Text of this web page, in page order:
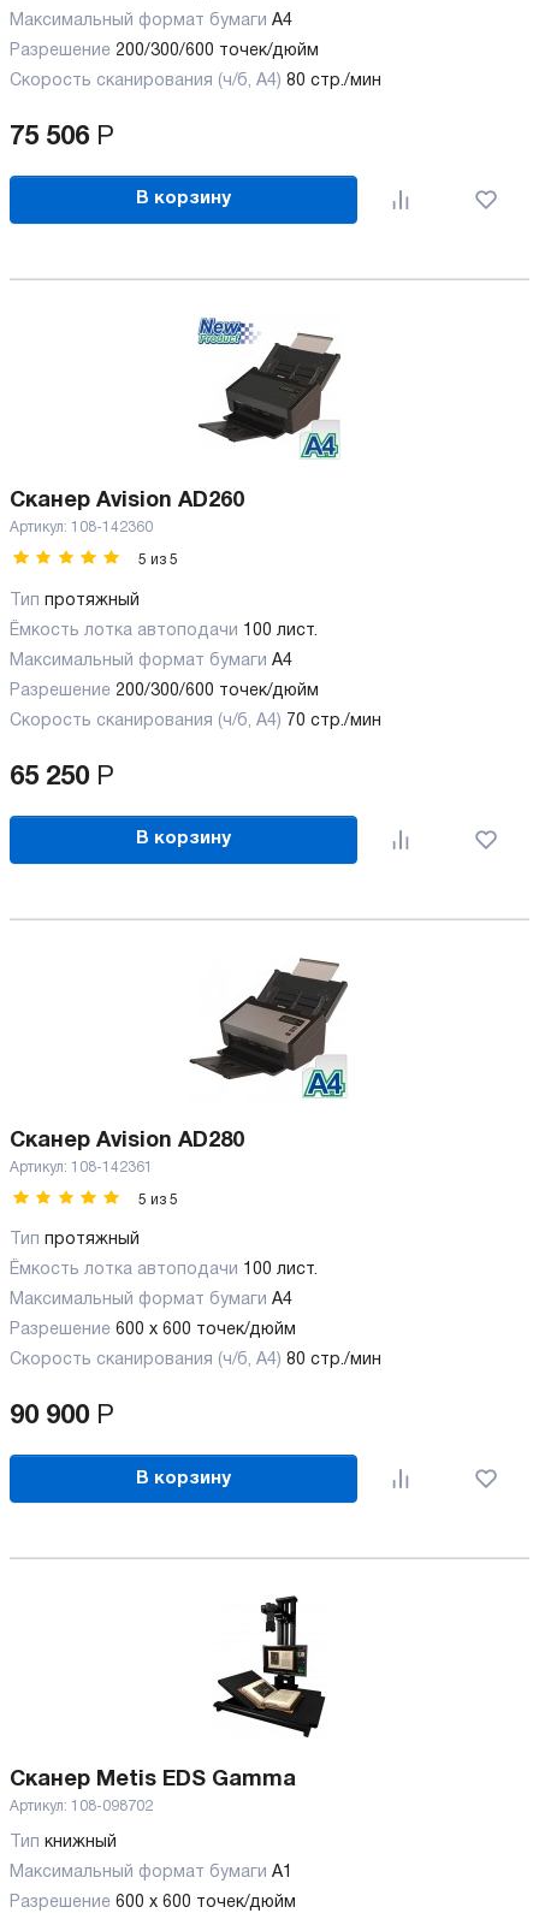
Максимальный формат бумаги А4
Разрешение 200/300/600 точек/дюйм
Скорость сканирования (ч/б, А4) 80 стр./мин
75 506 Р
В корзину
Сканер Avision AD260
Артикул: 108-142360
5 из 5
Тип протяжный
Ёмкость лотка автоподачи 100 лист.
Максимальный формат бумаги А4
Разрешение 200/300/600 точек/дюйм
Скорость сканирования (ч/б, А4) 70 стр./мин
65 250 Р
В корзину
Сканер Avision AD280
Артикул: 108-142361
5 из 5
Тип
протяжный
Ёмкость лотка автоподачи
100 лист.
Максимальный формат бумаги А4
Разрешение 600 x 600 точек/дюйм
Скорость сканирования (ч/б, А4) 80 стр./мин
90 900 Р
В корзину
Сканер Metis EDS Gamma
Артикул: 108-098702
Тип
книжный
Максимальный формат бумаги А1
Разрешение 600 x 600 точек/дюйм